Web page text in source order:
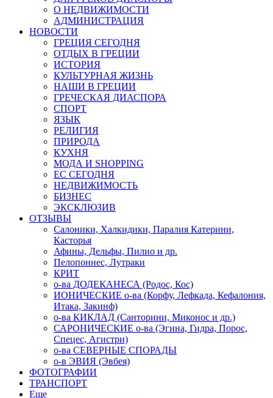
О НЕДВИЖИМОСТИ
АДМИНИСТРАЦИЯ
НОВОСТИ
ГРЕЦИЯ СЕГОДНЯ
ОТДЫХ В ГРЕЦИИ
ИСТОРИЯ
КУЛЬТУРНАЯ ЖИЗНЬ
НАШИ В ГРЕЦИИ
ГРЕЧЕСКАЯ ДИАСПОРА
СПОРТ
ЯЗЫК
РЕЛИГИЯ
ПРИРОДА
КУХНЯ
МОДА И SHOPPING
ЕС СЕГОДНЯ
НЕДВИЖИМОСТЬ
БИЗНЕС
ЭКСКЛЮЗИВ
ОТЗЫВЫ
Салоники, Халкидики, Паралия Катерини,
Касторья
Афины, Дельфы, Пилио и др.
Пелопоннес, Лутраки
КРИТ
о-ва ДОДЕКАНЕСА (Родос, Кос)
ИОНИЧЕСКИЕ о-ва (Корфу, Лефкада, Кефалония,
Итака, Закинф)
о-ва КИКЛАД (Санторини, Миконос и др.)
САРОНИЧЕСКИЕ о-ва (Эгина, Гидра, Порос,
Спецес, Агистри)
о-ва СЕВЕРНЫЕ СПОРАДЫ
о-в ЭВИЯ (Эвбея)
ФОТОГРАФИИ
ТРАНСПОРТ
Еще